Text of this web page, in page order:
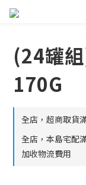
(24罐
170G
全店，超商取貨
全店，本島宅配
加收物流費用